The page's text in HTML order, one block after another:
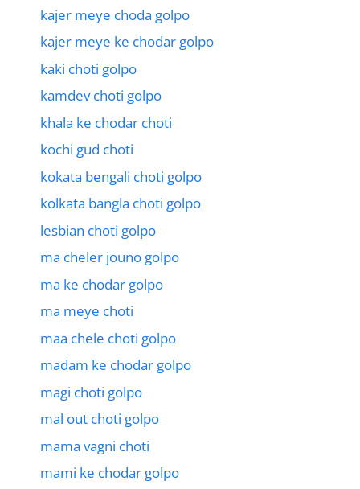
kajer meye choda golpo
kajer meye ke chodar golpo
kaki choti golpo
kamdev choti golpo
khala ke chodar choti
kochi gud choti
kokata bengali choti golpo
kolkata bangla choti golpo
lesbian choti golpo
ma cheler jouno golpo
ma ke chodar golpo
ma meye choti
maa chele choti golpo
madam ke chodar golpo
magi choti golpo
mal out choti golpo
mama vagni choti
mami ke chodar golpo